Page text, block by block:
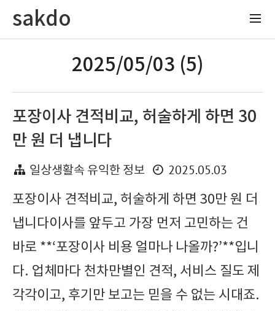
sakdo
2025/05/03 (5)
포장이사 견적비교, 허술하게 하면 30
만 원 더 냅니다
일상생활속 유익한 정보
2025.05.03
포장이사 견적비교, 허술하게 하면 30만 원 더
냅니다이사를 앞두고 가장 먼저 고민하는 건
바로 **‘포장이사 비용 얼마나 나올까?’**입니
다. 업체마다 천차만별인 견적, 서비스 질도 제
각각이고, 후기만 보고는 믿을 수 없는 시대죠.